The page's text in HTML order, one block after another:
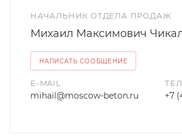
НАЧАЛЬНИК ОТДЕЛА ПРОДАЖ
Михаил Максимович
НАПИСАТЬ СООБЩЕНИЕ
E-MAIL
mihail@moscow-beton.ru +7